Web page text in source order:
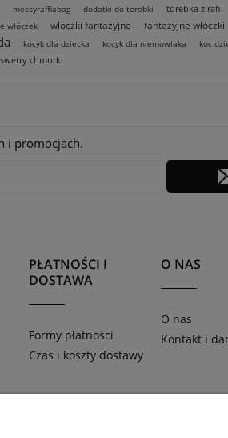
messyraffiabag dodatki do torebki torebka z rafii
włóczek wloczki fantazyjne fantazyjne włóczki
kocyk dla dziecka kocyk dla niemowlaka koc
swetry chmurki
i promocjach.
PŁATNOŚCI I
DOSTAWA
Formy płatności
Czas i koszty dostawy
O NAS
O nas
Kontakt i